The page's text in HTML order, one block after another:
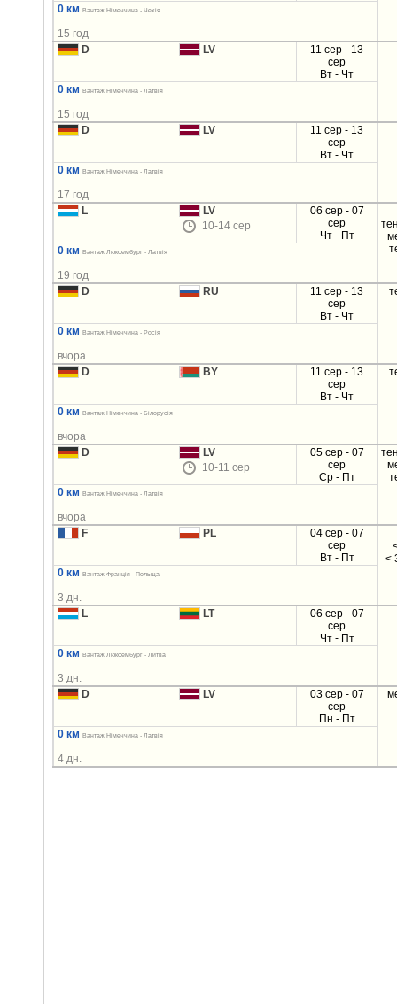
0 км
Вантаж Німеччина - Чехія
15 год
D
LV
11 сер - 13
сер
Вт - Чт
0 км
Вантаж Німеччина - Латвія
15 год
D
LV
11 сер - 13
сер
Вт - Чт
0 км
Вантаж Німеччина - Латвія
17 год
L
LV
10-14 сер
06 сер - 07
сер
Чт - Пт
0 км Вантаж Люксембург - Латвія
19 год
D
RU
11 сер - 13
сер
Вт - Чт
0 км Вантаж Німеччина - Росія
вчора
D
BY
11 сер - 13
сер
Вт - Чт
0 км Вантаж Німеччина - Білорусія
вчора
D
LV
10-11 сер
05 сер - 07
сер
Ср - Пт
0 км
Вантаж Німеччина - Латвія
вчора
F
PL
04 сер - 07
сер
Вт - Пт
<
0 км
Вантаж Франція - Польща
3 дн.
L
LT
06 сер - 07
сер
Чт - Пт
0 км
Вантаж Люксембург - Литва
3 дн.
D
LV
03 сер - 07
сер
Пн - Пт
0 км Вантаж Німеччина - Латвія
4 дн.